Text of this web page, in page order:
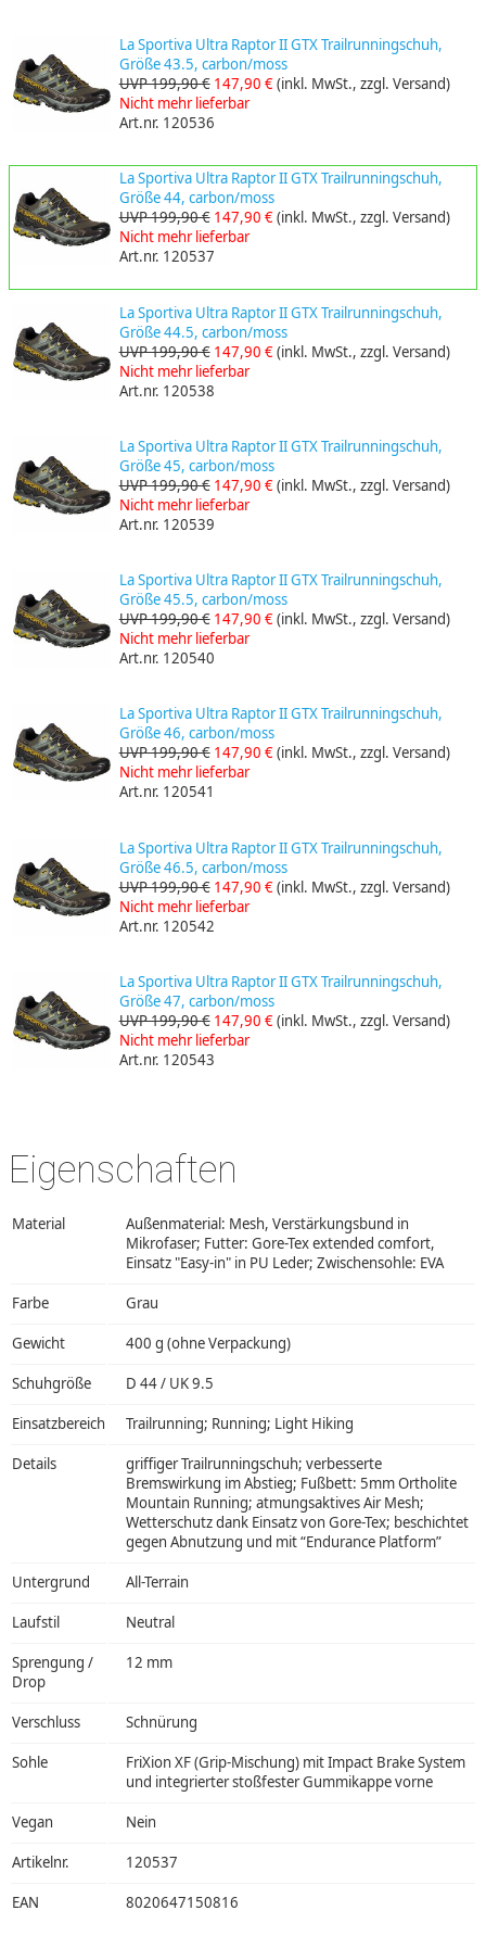
La Sportiva Ultra Raptor II GTX Trailrunningschuh,
Größe 43.5, carbon/moss
UVP 199,90 € 147,90 €(inkl. MwSt., zzgl. Versand)
Nicht mehr lieferbar
Art.nr. 120536
La Sportiva Ultra Raptor II GTX Trailrunningschuh,
Größe 44, carbon/moss
UVP 199,90 € 147,90 €(inkl. MwSt., zzgl. Versand)
Nicht mehr lieferbar
Art.nr. 120537
La Sportiva Ultra Raptor II GTX Trailrunningschuh,
Größe 44.5, carbon/moss
UVP 199,90 € 147,90 €(inkl. MwSt., zzgl. Versand)
Nicht mehr lieferbar
Art.nr. 120538
La Sportiva Ultra Raptor II GTX Trailrunningschuh,
Größe 45, carbon/moss
UVP 199,90 € 147,90 €(inkl. MwSt., zzgl. Versand)
Nicht mehr lieferbar
Art.nr. 120539
La Sportiva Ultra Raptor II GTX Trailrunningschuh,
Größe 45.5, carbon/moss
UVP 199,90 € 147,90 €(inkl. MwSt., zzgl. Versand)
Nicht mehr lieferbar
Art.nr. 120540
La Sportiva Ultra Raptor II GTX Trailrunningschuh,
Größe 46, carbon/moss
UVP 199,90 € 147,90 €(inkl. MwSt., zzgl. Versand)
Nicht mehr lieferbar
Art.nr. 120541
La Sportiva Ultra Raptor II GTX Trailrunningschuh,
Größe 46.5, carbon/moss
UVP 199,90 € 147,90 €(inkl. MwSt., zzgl. Versand)
Nicht mehr lieferbar
Art.nr. 120542
La Sportiva Ultra Raptor II GTX Trailrunningschuh,
Größe 47, carbon/moss
UVP 199,90 € 147,90 €(inkl. MwSt., zzgl. Versand)
Nicht mehr lieferbar
Art.nr. 120543
Eigenschaften
Material
Außenmaterial: Mesh, Verstärkungsbund in
Mikrofaser; Futter: Gore-Tex extended comfort,
Einsatz "Easy-in" in PU Leder; Zwischensohle: EVA
Farbe Grau
Gewicht 400 g (ohne Verpackung)
Schuhgröße D 44 / UK 9.5
Einsatzbereich Trailrunning; Running; Light Hiking
Details
griffiger Trailrunningschuh; verbesserte
Bremswirkung im Abstieg; Fußbett: 5mm Ortholite
Mountain Running; atmungsaktives Air Mesh;
Wetterschutz dank Einsatz von Gore-Tex; beschichtet
gegen Abnutzung und mit “Endurance Platform”
Untergrund All-Terrain
Laufstil Neutral
Sprengung /
Drop
12 mm
Verschluss Schnürung
Sohle
FriXion XF (Grip-Mischung) mit Impact Brake System
und integrierter stoßfester Gummikappe vorne
Vegan Nein
Artikelnr. 120537
EAN 8020647150816